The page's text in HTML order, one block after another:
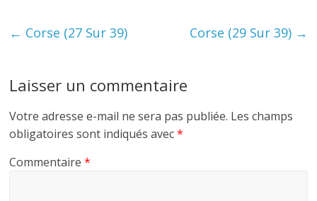
← Corse (27 Sur 39) Corse (29 Sur 39) →
Laisser un commentaire
Votre adresse e-mail ne sera pas publiée. Les champs
obligatoires sont indiqués avec*
Commentaire*